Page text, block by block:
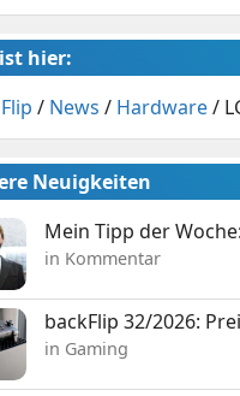
hier:
/ News / Hardware/
Neuigkeiten
Mein Tipp der
in Kommentar
backFlip 32/2026:
in Gaming